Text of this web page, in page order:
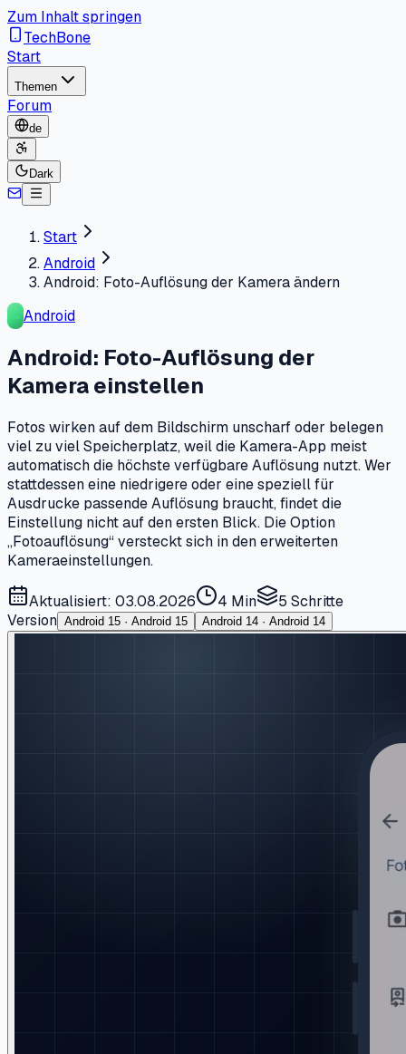
Zum Inhalt springen
TechBone
Start
Themen
Forum
de
Dark
Start
Android
Android: Foto-Auflösung der Kamera ändern
Android
Android: Foto-Auflösung der
Kamera einstellen
Fotos wirken auf dem Bildschirm unscharf oder belegen
viel zu viel Speicherplatz, weil die Kamera-App meist
automatisch die höchste verfügbare Auflösung nutzt. Wer
stattdessen eine niedrigere oder eine speziell für
Ausdrucke passende Auflösung braucht, findet die
Einstellung nicht auf den ersten Blick. Die Option
„Fotoauflösung“ versteckt sich in den erweiterten
Kameraeinstellungen.
Aktualisiert: 03.08.2026 4 Min 5 Schritte
Version Android 15 · Android 15 Android 14 · Android 14